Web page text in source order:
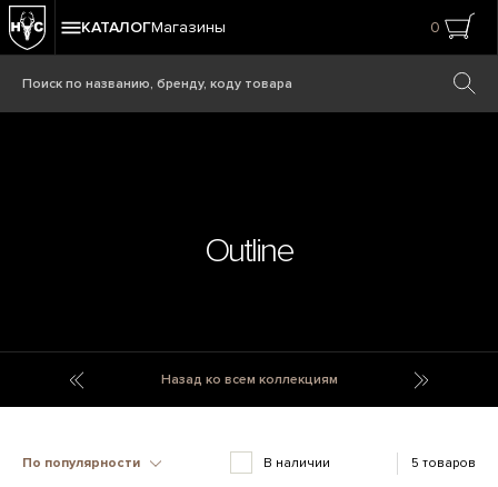
КАТАЛОГМагазины 0
Outline
Назад ко всем коллекциям
По популярности В наличии 5 товаров